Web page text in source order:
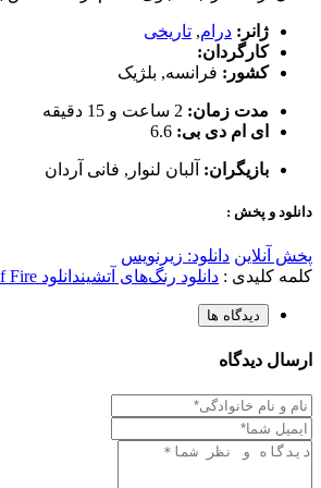
ژانر: درام, تاریخی
کارگردان:
کشور: فرانسه, بلژیک
مدت زمان: 2 ساعت و 15 دقیقه
ای ام دی بی: 6.6
بازیگران: آلبان لنوار , فانی آردان
دانلود و پخش :
پخش آنلاین دانلود: زیرنویس
کلمه کلیدی : دانلود رنگ‌های آتشیندانلود The Colors of Fire
دیدگاه ها
ارسال دیدگاه